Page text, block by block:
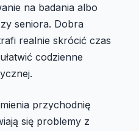
na badania albo
seniora. Dobra
realnie skrócić czas
codzienne
przychodnię
się problemy z